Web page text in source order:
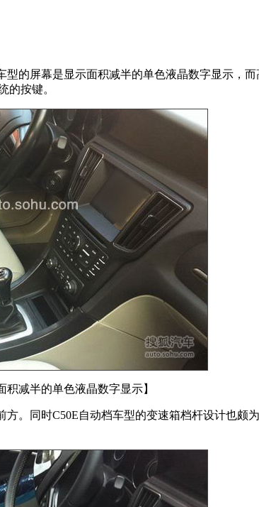
屏幕是显示面积减半的单色液晶数字显示，而
的按键。
积减半的单色液晶数字显示】
同时C50E自动档车型的变速箱档杆设计也颇